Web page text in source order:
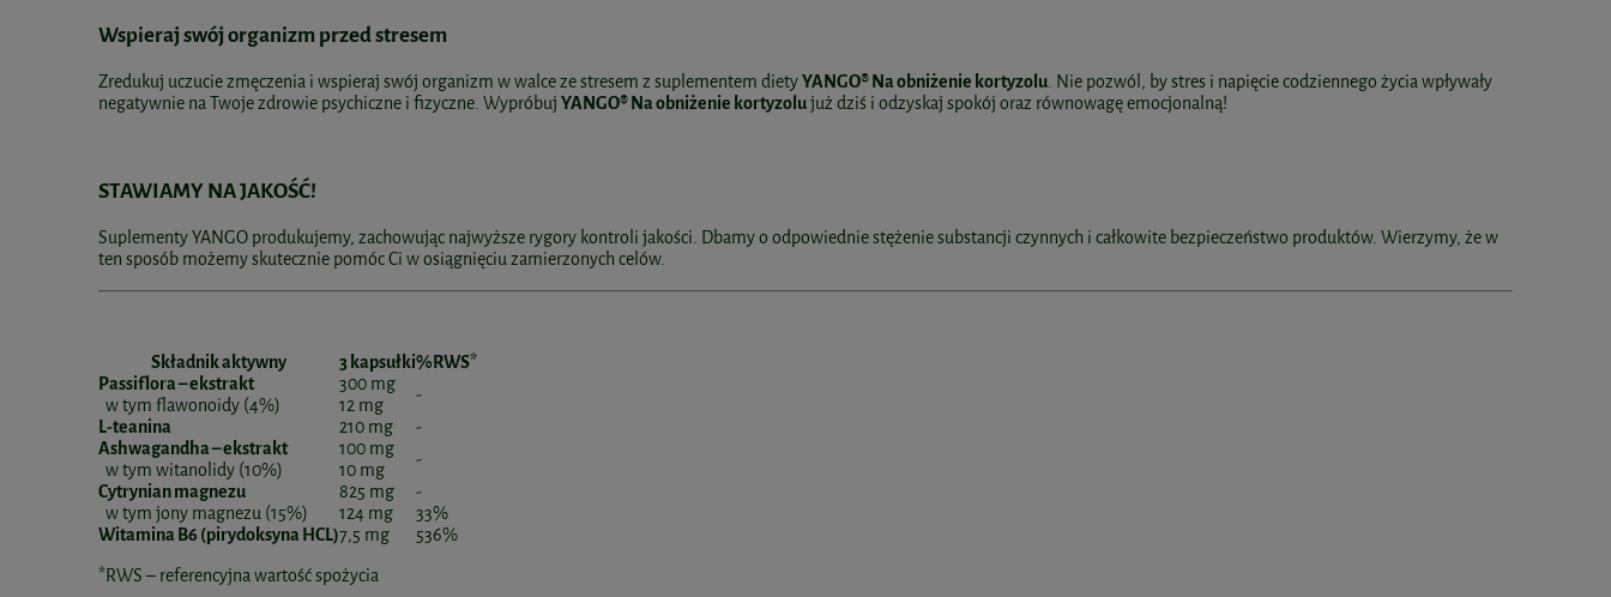
Wspieraj swój organizm przed stresem
Zredukuj uczucie zmęczenia i wspieraj swój organizm w walce ze stresem z suplementem dietyYANGO® Na obniżenie kortyzolu. Nie pozwól, by stres i napięcie codziennego życia wpływały
negatywnie na Twoje zdrowie psychiczne i fizyczne. Wypróbuj YANGO® Na obniżenie kortyzolujuż dziś i odzyskaj spokój oraz równowagę emocjonalną!
STAWIAMY NA JAKOŚĆ!
Suplementy YANGO produkujemy, zachowując najwyższe rygory kontroli jakości. Dbamy o odpowiednie stężenie substancji czynnych i całkowite bezpieczeństwo produktów. Wierzymy, że w
ten sposób możemy skutecznie pomóc Ci w osiągnięciu zamierzonych celów.
Składnik aktywny 3 kapsułki%RWS*
Passiflora – ekstrakt
w tym flawonoidy (4%)
300 mg
12 mg
-
L-teanina
210 mg
-
Ashwagandha – ekstrakt
w tym witanolidy (10%)
100 mg
10 mg
-
Cytrynian magnezu
w tym jony magnezu (15%)
825 mg
124 mg
-
33%
Witamina B6 (pirydoksyna HCL)7,5 mg
536%
*RWS – referencyjna wartość spożycia